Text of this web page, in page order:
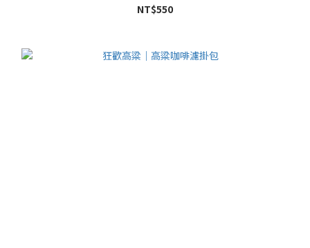
NT$550